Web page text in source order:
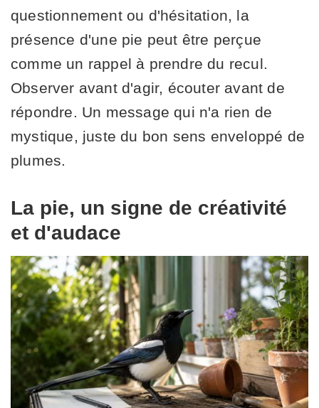
questionnement ou d'hésitation, la
présence d'une pie peut être perçue
comme un rappel à prendre du recul.
Observer avant d'agir, écouter avant de
répondre. Un message qui n'a rien de
mystique, juste du bon sens enveloppé de
plumes.
La pie, un signe de créativité
et d'audace